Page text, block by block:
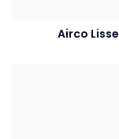
Airco Lisse